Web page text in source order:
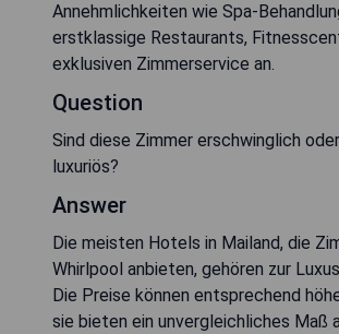
Annehmlichkeiten wie Spa-
erstklassige Restaurants,
exklusiven Zimmerservice an.
Question
Sind diese Zimmer erschwinglich
luxuriös?
Answer
Die meisten Hotels in Mailand, die
Whirlpool anbieten, gehören zur
Die Preise können entsprechend
sie bieten ein unvergleichliches Maß